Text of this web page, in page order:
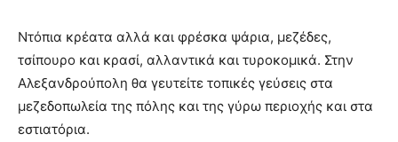
Ντόπια κρέατα αλλά και φρέσκα ψάρια, μεζέδες,
τσίπουρο και κρασί, αλλαντικά και τυροκομικά. Στην
Αλεξανδρούπολη θα γευτείτε τοπικές γεύσεις στα
μεζεδοπωλεία της πόλης και της γύρω περιοχής και στα
εστιατόρια.